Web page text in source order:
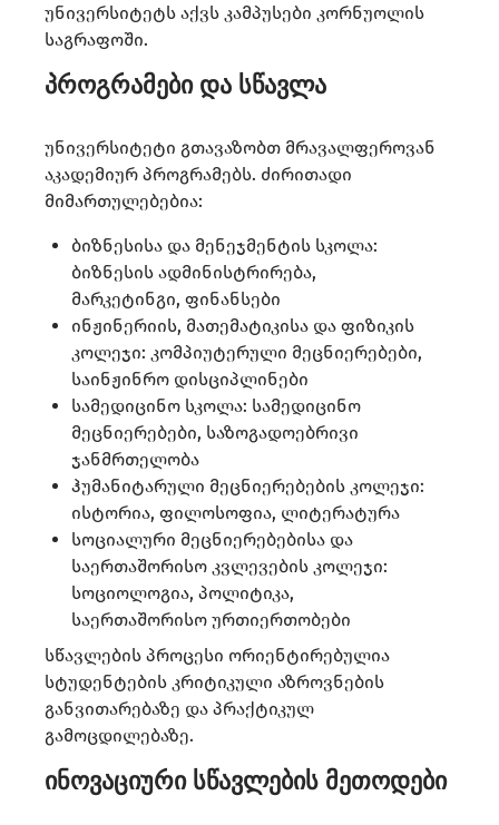
უნივერსიტეტს აქვს კამპუსები კორნუოლის
საგრაფოში.​
პროგრამები და სწავლა
უნივერსიტეტი გთავაზობთ მრავალფეროვან
აკადემიურ პროგრამებს. ძირითადი
მიმართულებებია:​
ბიზნესისა და მენეჯმენტის სკოლა:
ბიზნესის ადმინისტრირება,
მარკეტინგი, ფინანსები​
ინჟინერიის, მათემატიკისა და ფიზიკის
კოლეჯი: კომპიუტერული მეცნიერებები,
საინჟინრო დისციპლინები​
სამედიცინო სკოლა: სამედიცინო
მეცნიერებები, საზოგადოებრივი
ჯანმრთელობა​
ჰუმანიტარული მეცნიერებების კოლეჯი:
ისტორია, ფილოსოფია, ლიტერატურა​
სოციალური მეცნიერებებისა და
საერთაშორისო კვლევების კოლეჯი:
სოციოლოგია, პოლიტიკა,
საერთაშორისო ურთიერთობები​
სწავლების პროცესი ორიენტირებულია
სტუდენტების კრიტიკული აზროვნების
განვითარებაზე და პრაქტიკულ
გამოცდილებაზე.​
ინოვაციური სწავლების მეთოდები